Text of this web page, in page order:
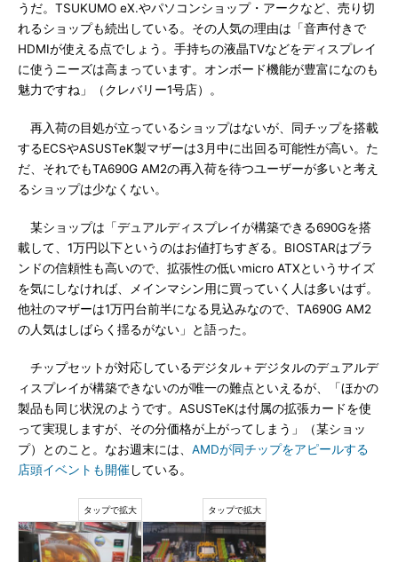
うだ。TSUKUMO eX.やパソコンショップ・アークなど、売り切
れるショップも続出している。その人気の理由は「音声付きで
HDMIが使える点でしょう。手持ちの液晶TVなどをディスプレイ
に使うニーズは高まっています。オンボード機能が豊富になのも
魅力ですね」（クレバリー1号店）。
再入荷の目処が立っているショップはないが、同チップを搭載
するECSやASUSTeK製マザーは3月中に出回る可能性が高い。た
だ、それでもTA690G AM2の再入荷を待つユーザーが多いと考え
るショップは少なくない。
某ショップは「デュアルディスプレイが構築できる690Gを搭
載して、1万円以下というのはお値打ちすぎる。BIOSTARはブラ
ンドの信頼性も高いので、拡張性の低いmicro ATXというサイズ
を気にしなければ、メインマシン用に買っていく人は多いはず。
他社のマザーは1万円台前半になる見込みなので、TA690G AM2
の人気はしばらく揺るがない」と語った。
チップセットが対応しているデジタル＋デジタルのデュアルデ
ィスプレイが構築できないのが唯一の難点といえるが、「ほかの
製品も同じ状況のようです。ASUSTeKは付属の拡張カードを使
って実現しますが、その分価格が上がってしまう」（某ショッ
プ）とのこと。なお週末には、 AMDが同チップをアピールする
店頭イベントも開催している。